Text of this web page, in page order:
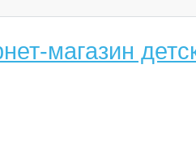
магазин